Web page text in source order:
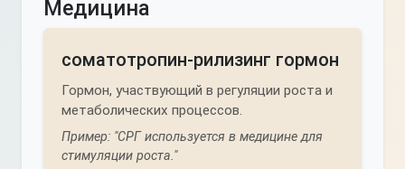
Медицина
соматотропин-рилизинг гормон
Гормон, участвующий в регуляции роста и
метаболических процессов.
Пример: "СРГ используется в медицине для
стимуляции роста."